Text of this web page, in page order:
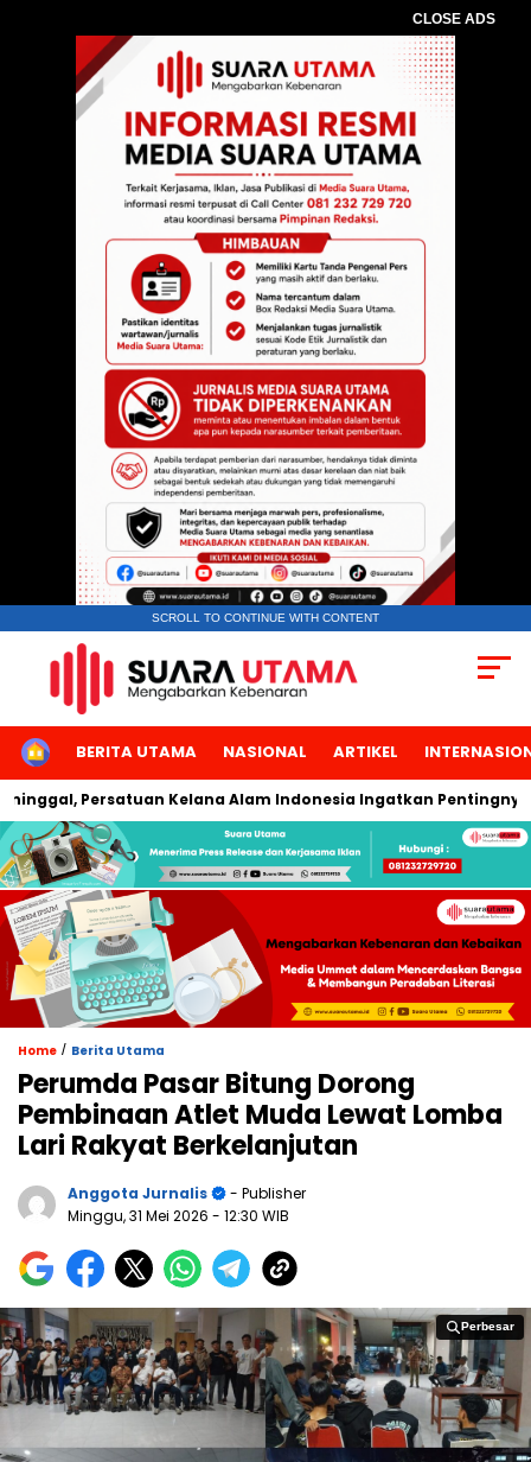
CLOSE ADS
SCROLL TO CONTINUE WITH CONTENT
HOMEBERITA UTAMA NASIONAL ARTIKEL
Persatuan Kelana Alam Indonesia Ingatkan Pentingnya
Home / Berita Utama
Perumda Pasar Bitung Dorong
Pembinaan Atlet Muda Lewat Lomba
Lari Rakyat Berkelanjutan
Anggota Jurnalis
- Publisher
Minggu, 31 Mei 2026 - 12:30 WIB
Perbesar
Perbesar